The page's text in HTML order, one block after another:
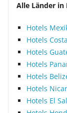
Alle Länder
Hotels
Hotels
Hotels
Hotels
Hotels
Hotels
Hotels El